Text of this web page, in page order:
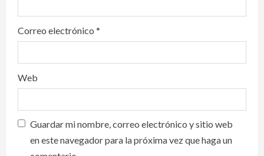
Correo electrónico *
Web
Guardar mi nombre, correo electrónico y sitio web
en este navegador para la próxima vez que haga un